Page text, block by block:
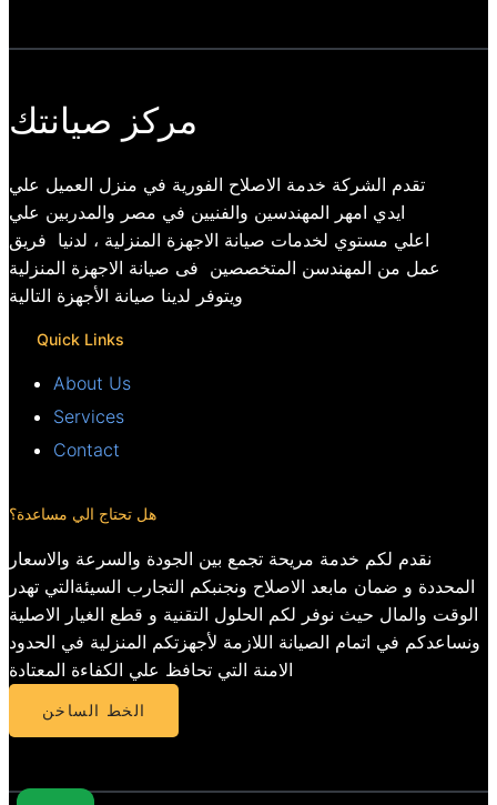
مركز صيانتك
تقدم الشركة خدمة الاصلاح الفورية في منزل العميل علي
ايدي امهر المهندسين والفنيين في مصر والمدربين علي
اعلي مستوي لخدمات صيانة الاجهزة المنزلية ، لدنيا فريق
عمل من المهندسن المتخصصين فى صيانة الاجهزة المنزلية
ويتوفر لدينا صيانة الأجهزة التالية
Quick Links
About Us
Services
Contact
هل تحتاج الي مساعدة؟
نقدم لكم خدمة مريحة تجمع بين الجودة والسرعة والاسعار
المحددة و ضمان مابعد الاصلاح ونجنبكم التجارب السيئةالتي تهدر
الوقت والمال حيث نوفر لكم الحلول التقنية و قطع الغيار الاصلية
ونساعدكم في اتمام الصيانة اللازمة لأجهزتكم المنزلية في الحدود
الامنة التي تحافظ علي الكفاءة المعتادة
الخط الساخن